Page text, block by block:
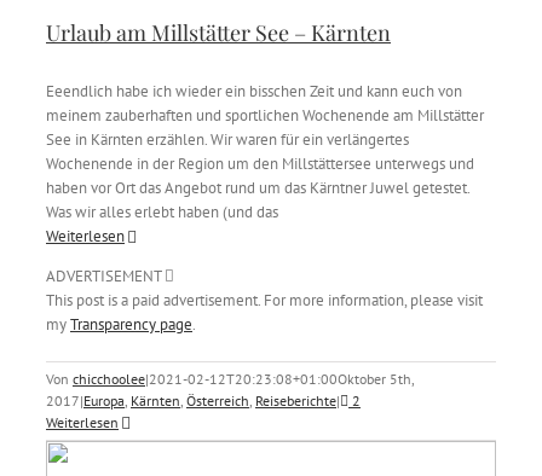
Urlaub am Millstätter See – Kärnten
Eeendlich habe ich wieder ein bisschen Zeit und kann euch von
meinem zauberhaften und sportlichen Wochenende am Millstätter
See in Kärnten erzählen. Wir waren für ein verlängertes
Wochenende in der Region um den Millstättersee unterwegs und
haben vor Ort das Angebot rund um das Kärntner Juwel getestet.
Was wir alles erlebt haben (und das
Weiterlesen
ADVERTISEMENT
This post is a paid advertisement. For more information, please visit
myTransparency page.
Von chicchoolee|2021-02-12T20:23:08+01:00Oktober 5th,
2017|Europa, Kärnten, Österreich, Reiseberichte|
2
Weiterlesen